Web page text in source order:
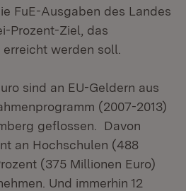
FuE-Ausgaben des Landes
Prozent-Ziel, das
werden soll.
sind an EU-Geldern aus
(2007-2013)
geflossen. Davon
an Hochschulen (488
(375 Millionen Euro)
Und immerhin 12